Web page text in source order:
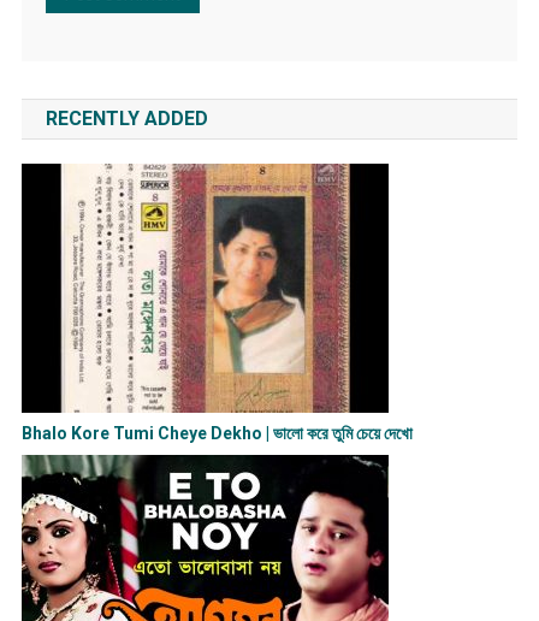
RECENTLY ADDED
Bhalo Kore Tumi Cheye Dekho | ভালো করে তুমি চেয়ে দেখো